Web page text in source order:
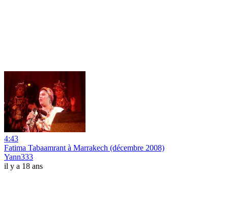
4:43
Fatima Tabaamrant à Marrakech (décembre 2008)
Yann333
il y a 18 ans